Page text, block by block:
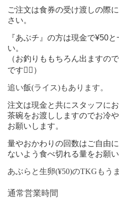
ご注文は食券の受け渡しの際
さい。
『あぶチ』の方は現金で¥50
い。
（お釣りももちろん出ますの
です🙆‍♂️）
追い飯(ライス)もあります。
注文は現金と共にスタッフに
茶碗をお渡ししますのでお冷
お願いします。
量やおかわりの回数はご自由
ないよう食べ切れる量をお願
あぶらと生卵(¥50)のTKGもう
通常営業時間